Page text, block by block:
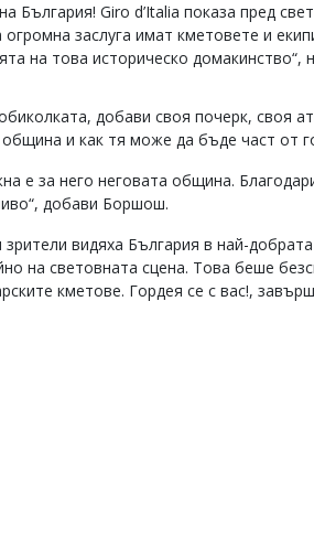
България! Giro d’Italia показа пред
заслуга имат кметовете и
на това историческо
добави своя почерк, своя
община и как тя може да бъде част от
е за него неговата община.
добави Боршош.
видяха България в най-
на световната сцена. Това беше
кметове. Гордея се с вас!,